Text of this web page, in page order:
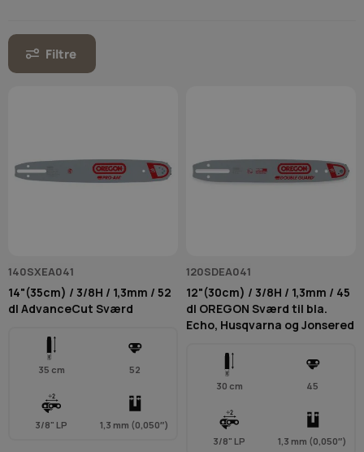
Filtre
140SXEA041
14"(35cm) / 3/8H / 1,3mm / 52
dl AdvanceCut Sværd
35 cm 52
3/8" LP 1,3 mm (0,050″)
120SDEA041
12"(30cm) / 3/8H / 1,3mm / 45
dl OREGON Sværd til bla.
Echo, Husqvarna og Jonsered
30 cm 45
3/8" LP 1,3 mm (0,050″)